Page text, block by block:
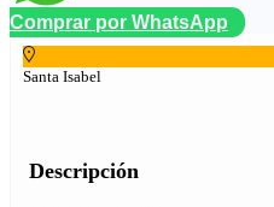
Comprar por WhatsApp
Santa Isabel
Descripción